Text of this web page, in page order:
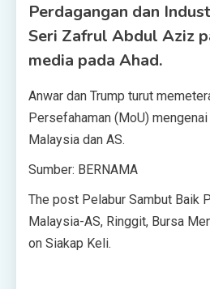
Perdagangan dan
Seri Zafrul Abdul Aziz
media pada Ahad.
Anwar dan Trump turut
Persefahaman (MoU)
Malaysia dan AS.
Sumber: BERNAMA
The post Pelabur Sambut Baik
Malaysia-AS, Ringgit, Bursa
on Siakap Keli.